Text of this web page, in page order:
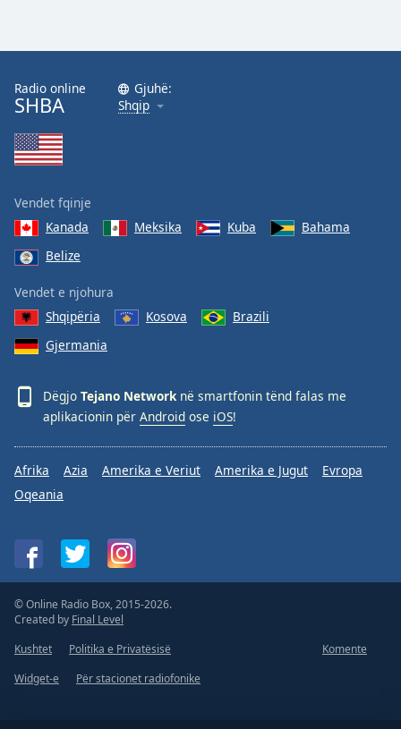
Radio online
SHBA
Gjuhë:
Shqip
Vendet fqinje
Kanada
Meksika Kuba
Bahama
Belize
Vendet e njohura
Shqipëria
Kosova
Brazili
Gjermania
Dëgjo Tejano Networknë smartfonin tënd falas me
aplikacionin për Android ose iOS!
Afrika Azia Amerika e Veriut Amerika e Jugut
Evropa
Oqeania
© Online Radio Box, 2015-2026.
Created by Final Level
Kushtet
Politika e Privatësisë
Komente
Widget-e
Për stacionet radiofonike